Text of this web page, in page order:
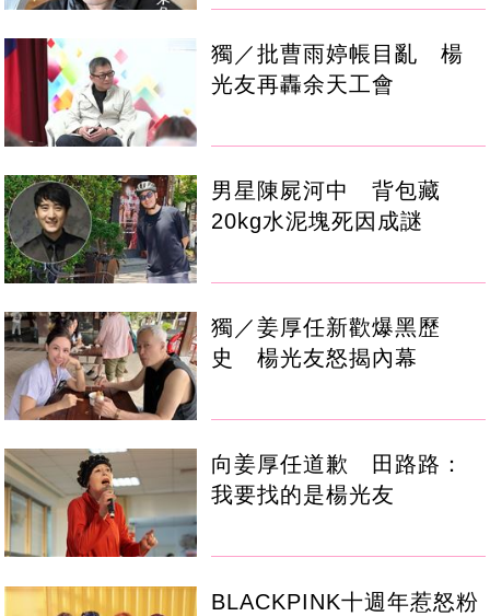
獨／批曹雨婷帳目亂 楊
光友再轟余天工會
男星陳屍河中 背包藏
20kg水泥塊死因成謎
獨／姜厚任新歡爆黑歷
史 楊光友怒揭內幕
向姜厚任道歉 田路路：
我要找的是楊光友
BLACKPINK十週年惹怒粉